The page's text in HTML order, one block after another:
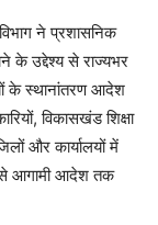
ने प्रशासनिक
के उद्देश्य से राज्यभर
के स्थानांतरण आदेश
विकासखंड शिक्षा
और कार्यालयों में
से आगामी आदेश तक